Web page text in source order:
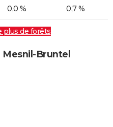
0,0 % 0,7 %
plus de forêts
Bruntel